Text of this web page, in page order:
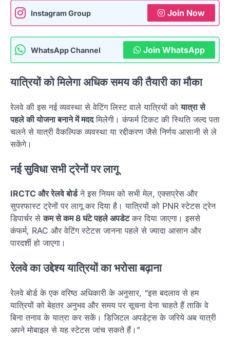
Instagram Group Join Now
WhatsApp Channel Join WhatsApp
यात्रियों को मिलेगा अधिक समय की तैयारी का मौका
रेलवे की इस नई व्यवस्था से वेटिंग लिस्ट वाले यात्रियों कोयात्रा से
पहले की योजना बनाने में मददमिलेगी। कंफर्म टिकट की स्थिति जल्द पता
चलने से यात्री वैकल्पिक व्यवस्था या रद्दीकरण जैसे निर्णय आसानी से ले
सकेंगे।
नई सुविधा सभी ट्रेनों पर लागू
IRCTC और रेलवे बोर्डने इस नियम को सभी मेल, एक्सप्रेस और
सुपरफास्ट ट्रेनों पर लागू कर दिया है। यात्रियों को PNR स्टेटस ट्रेन
डिपार्चर सेकम से कम 8 घंटे पहले अपडेटकर दिया जाएगा। इससे
कंफर्म, RAC और वेटिंग स्टेटस जानना पहले से ज्यादा आसान और
पारदर्शी हो जाएगा।
रेलवे का उद्देश्य यात्रियों का भरोसा बढ़ाना
रेलवे बोर्ड के एक वरिष्ठ अधिकारी के अनुसार, “इस बदलाव से हम
यात्रियों को बेहतर अनुभव और समय पर सूचना देना चाहते हैं ताकि वे
बिना तनाव के यात्रा कर सकें। डिजिटल अपडेट्स के जरिये अब यात्री
अपने मोबाइल से यह स्टेटस जांच सकते हैं।”